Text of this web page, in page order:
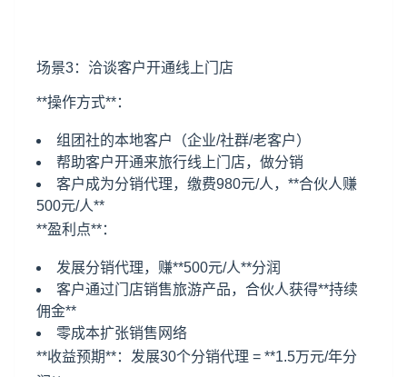
场景3：洽谈客户开通线上门店
**操作方式**：
组团社的本地客户（企业/社群/老客户）
帮助客户开通来旅行线上门店，做分销
客户成为分销代理，缴费980元/人，**合伙人赚
500元/人**
**盈利点**：
发展分销代理，赚**500元/人**分润
客户通过门店销售旅游产品，合伙人获得**持续
佣金**
零成本扩张销售网络
**收益预期**：发展30个分销代理 = **1.5万元/年分